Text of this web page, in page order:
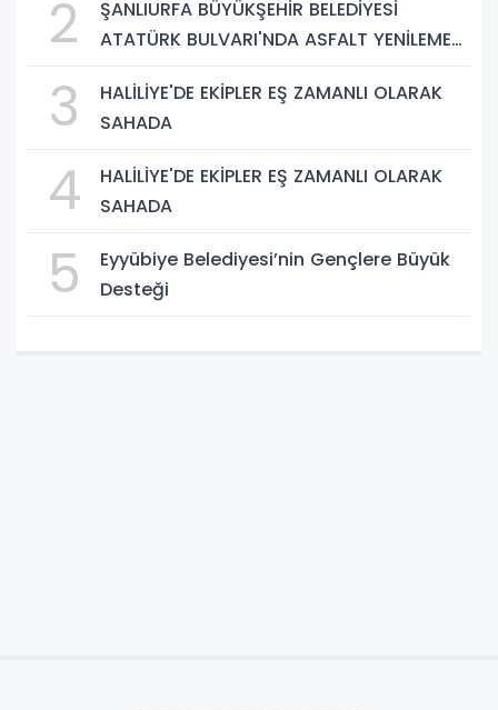
2
ŞANLIURFA BÜYÜKŞEHİR BELEDİYESİ
ATATÜRK BULVARI'NDA ASFALT YENİLEME
3
HALİLİYE'DE EKİPLER EŞ ZAMANLI OLARAK
SAHADA
4
HALİLİYE'DE EKİPLER EŞ ZAMANLI OLARAK
SAHADA
5
Eyyübiye Belediyesi’nin Gençlere Büyük
Desteği